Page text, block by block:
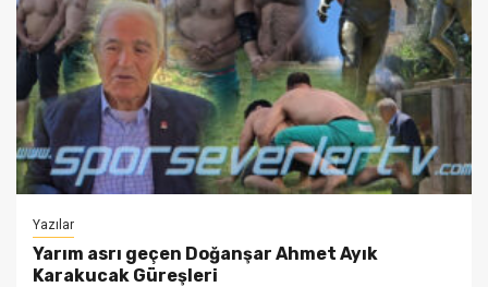
Yazılar
Yarım asrı geçen Doğanşar Ahmet Ayık
Karakucak Güreşleri